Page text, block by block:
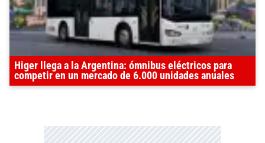
Higer llega a la Argentina: ómnibus eléctricos para
competir en un mercado de 6.000 unidades anuales